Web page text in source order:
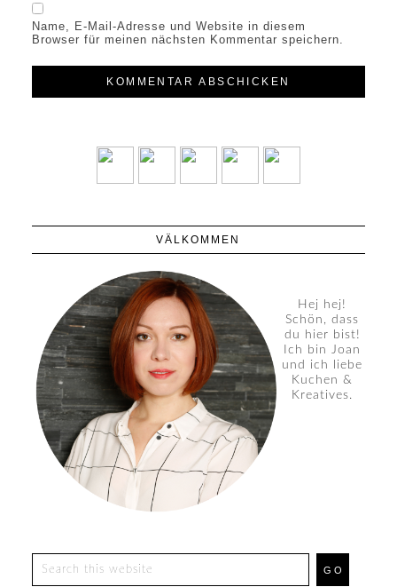
Name, E-Mail-Adresse und Website in diesem
Browser für meinen nächsten Kommentar speichern.
VÄLKOMMEN
Hej hej!
Schön, dass
du hier bist!
Ich bin Joan
und ich liebe
Kuchen &
Kreatives.